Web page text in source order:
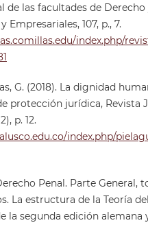
de las facultades de Derecho
Empresariales, 107, p., 7.
index.php/
G. (2018). La dignidad
protección jurídica, Revista
p. 12.
index.php/
Penal. Parte General,
La estructura de la Teoría
la segunda edición alemana